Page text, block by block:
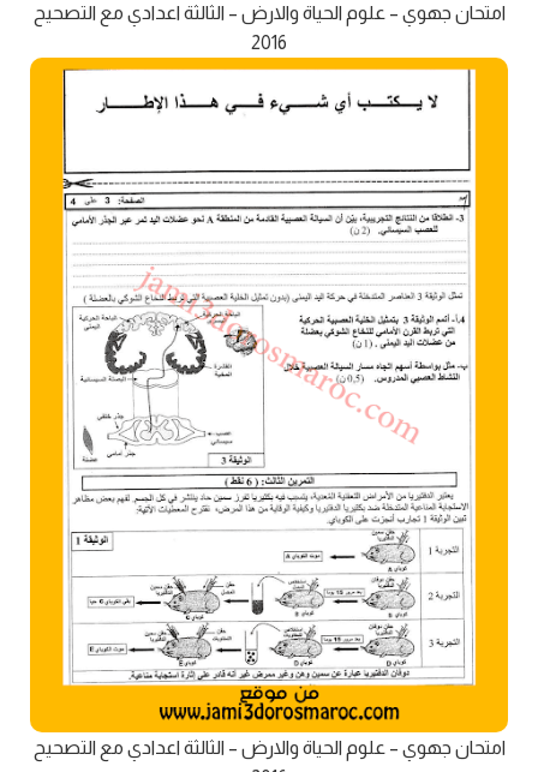
امتحان جهوي – علوم الحياة والارض – الثالثة اعدادي مع التصحيح
2016
امتحان جهوي – علوم الحياة والارض – الثالثة اعدادي مع التصحيح